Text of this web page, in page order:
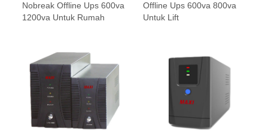
Nobreak Offline Ups 600va
1200va Untuk Rumah
Offline Ups 600va 800va
Untuk Lift